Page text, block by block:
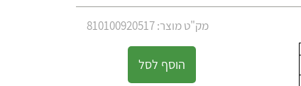
מק"ט מוצר: 810100920517
הוסף לסל